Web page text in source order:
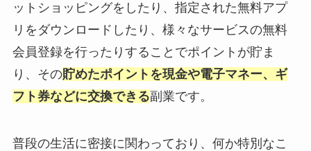
ットショッピングをしたり、指定された無料アプ
リをダウンロードしたり、様々なサービスの無料
会員登録を行ったりすることでポイントが貯ま
り、その貯めたポイントを現金や電子マネー、ギ
フト券などに交換できる副業です。
普段の生活に密接に関わっており、何か特別なこ